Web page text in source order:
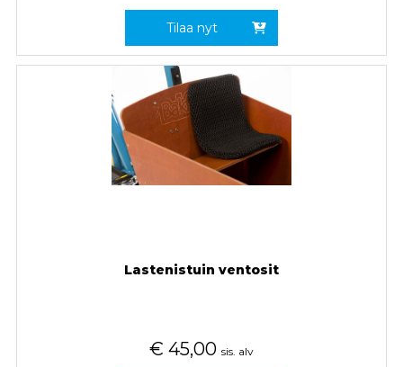
Tilaa nyt
Lastenistuin ventosit
€ 45,00 sis. alv